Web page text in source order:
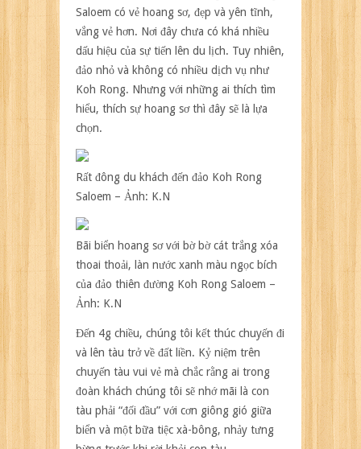
Saloem có vẻ hoang sơ, đẹp và yên tĩnh,
vắng vẻ hơn. Nơi đây chưa có khá nhiều
dấu hiệu của sự tiến lên du lịch. Tuy nhiên,
đảo nhỏ và không có nhiều dịch vụ như
Koh Rong. Nhưng với những ai thích tìm
hiểu, thích sự hoang sơ thì đây sẽ là lựa
chọn.
Rất đông du khách đến đảo Koh Rong
Saloem – Ảnh: K.N
Bãi biển hoang sơ với bờ bờ cát trắng xóa
thoai thoải, làn nước xanh màu ngọc bích
của đảo thiên đường Koh Rong Saloem –
Ảnh: K.N
Đến 4g chiều, chúng tôi kết thúc chuyến đi
và lên tàu trở về đất liền. Kỷ niệm trên
chuyến tàu vui vẻ mà chắc rằng ai trong
đoàn khách chúng tôi sẽ nhớ mãi là con
tàu phải “đối đầu” với cơn giông gió giữa
biển và một bữa tiệc xà-bông, nhảy tưng